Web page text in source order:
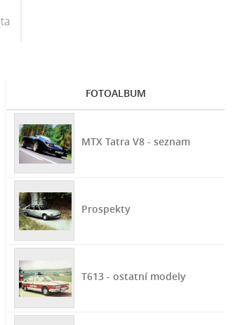
FOTOALBUM
MTX Tatra V8 - seznam
Prospekty
T613 - ostatní modely